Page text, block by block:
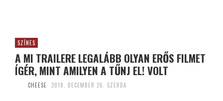
SZÍNES
A MI TRAILERE LEGALÁBB OLYAN ERŐS FILMET
ÍGÉR, MINT AMILYEN A TŰNJ EL! VOLT
CHEESE 2018. DECEMBER 26. SZERDA